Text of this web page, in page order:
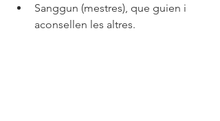
Sanggun (mestres), que guien i
aconsellen les altres.